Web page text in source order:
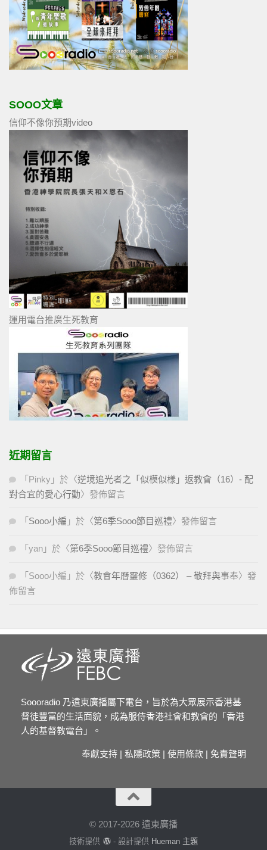
SOOO文章
信仰不像你預期video
運用電台推廣生死教育
近期留言
「 Pinky 」於〈逆境追光者之「似模似樣」返教會（16）- 配
對合宜的愛心行動〉發佈留言
「 Sooo小編 」於〈第6季Sooo節目巡禮〉發佈留言
「 yan 」於〈第6季Sooo節目巡禮〉發佈留言
「 Sooo小編 」於〈教會年曆靈修（0362） – 敬拜與事奉〉發
佈留言
Soooradio 乃遠東廣播屬下電台，旨於為大眾展示香港基
督徒豐富的生活面貌，成為服侍香港社會和教會的「香港
人的基督教電台」。
奉獻支持 | 私隱政策 | 使用條款 | 免責聲明
© 2017-2026 遠東廣播
技術提供 - 設計提供 Hueman 主題